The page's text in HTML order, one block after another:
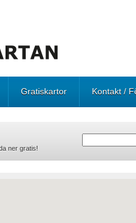
Gratiskartor Kontakt /
ner gratis!